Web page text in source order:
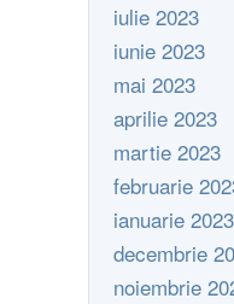
iulie 2023
iunie 2023
mai 2023
aprilie 2023
martie 2023
februarie
ianuarie 2023
decembrie
noiembrie